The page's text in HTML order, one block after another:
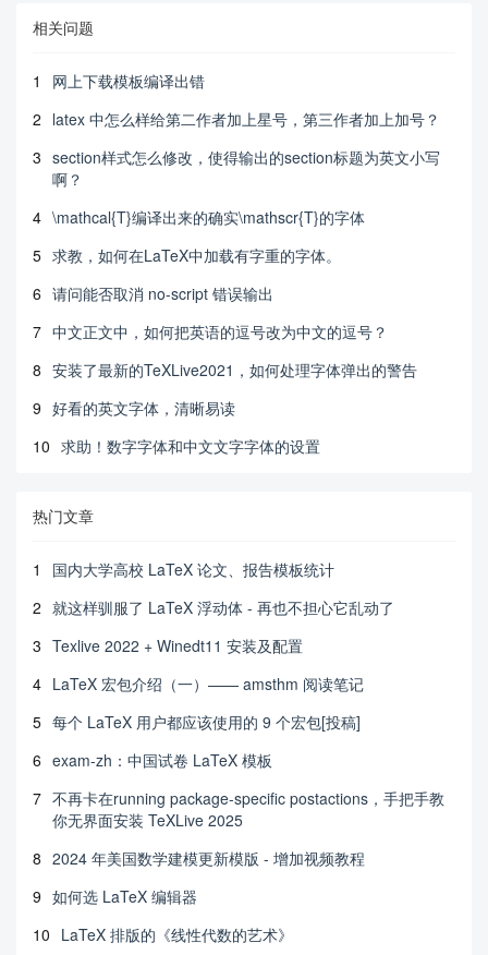
相关问题
1
网上下载模板编译出错
2 latex 中怎么样给第二作者加上星号，第三作者加上加号？
3 section样式怎么修改，使得输出的section标题为英文小写
啊？
4 \mathcal{T}编译出来的确实\mathscr{T}的字体
5 求教，如何在LaTeX中加载有字重的字体。
6 请问能否取消 no-script 错误输出
7 中文正文中，如何把英语的逗号改为中文的逗号？
8 安装了最新的TeXLive2021，如何处理字体弹出的警告
9 好看的英文字体，清晰易读
10 求助！数字字体和中文文字字体的设置
热门文章
1
国内大学高校 LaTeX 论文、报告模板统计
2 就这样驯服了 LaTeX 浮动体 - 再也不担心它乱动了
3 Texlive 2022 + Winedt11 安装及配置
4 LaTeX 宏包介绍（一）—— amsthm 阅读笔记
5 每个 LaTeX 用户都应该使用的 9 个宏包[投稿]
6 exam-zh：中国试卷 LaTeX 模板
7 不再卡在running package-specific postactions，手把手教
你无界面安装 TeXLive 2025
8 2024 年美国数学建模更新模版 - 增加视频教程
9 如何选 LaTeX 编辑器
10 LaTeX 排版的《线性代数的艺术》